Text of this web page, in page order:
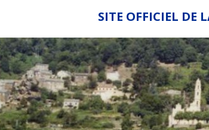
SITE OFFICIEL DE